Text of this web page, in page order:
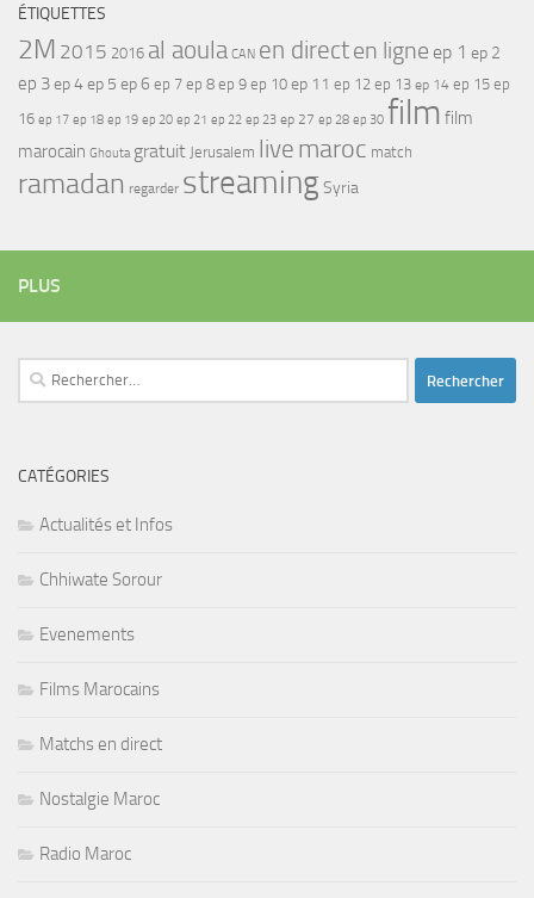
ÉTIQUETTES
2M 2015 2016 al aoula CAN en directen ligne ep 1 ep 2
ep 3ep 4ep 5 ep 6 ep 7 ep 8 ep 9 ep 10 ep 11 ep 12 ep 13 ep 14 ep 15 ep
16 ep 17 ep 18 ep 19 ep 20 ep 21 ep 22 ep 23 ep 27 ep 28 ep 30 film film
marocain Ghouta gratuit Jerusalem live maroc match
ramadan regarder streamingSyria
PLUS
Rechercher :
CATÉGORIES
Actualités et Infos
Chhiwate Sorour
Evenements
Films Marocains
Matchs en direct
Nostalgie Maroc
Radio Maroc